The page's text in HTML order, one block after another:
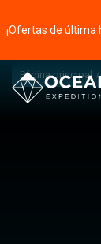
Página principal